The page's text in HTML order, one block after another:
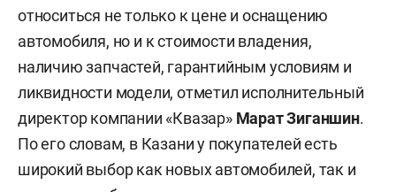
относиться не только к цене и оснащению
автомобиля, но и к стоимости владения,
наличию запчастей, гарантийным условиям и
ликвидности модели, отметил исполнительный
директор компании «Квазар» Марат Зиганшин.
По его словам, в Казани у покупателей есть
широкий выбор как новых автомобилей, так и